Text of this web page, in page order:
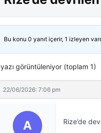
Bu konu 0 yanıt içerir, 1 izleyen
görüntüleniyor (toplam 1)
22/06/2026: 7:06 pm
A Rize’de